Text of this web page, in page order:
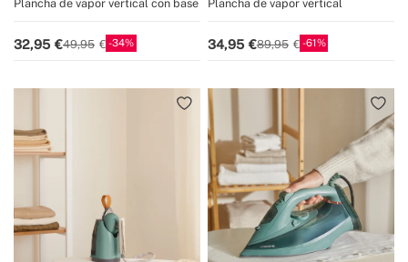
Plancha de vapor vertical con base
32,95 49,95 34
Plancha de vapor vertical
34,95 89,95 61